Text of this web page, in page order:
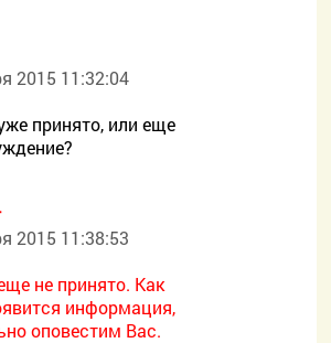
2015 11:32:04
принято, или еще
2015 11:38:53
не принято. Как
информация,
оповестим Вас.